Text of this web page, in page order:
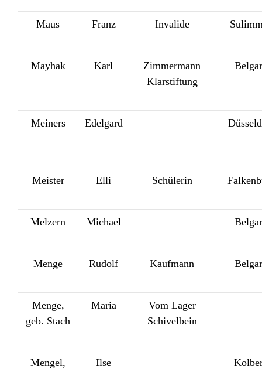
Maus Franz Invalide
Mayhak Karl
Zimmermann
Klarstiftung
Meiners Edelgard
Meister Elli Schülerin
Melzern Michael
Menge Rudolf Kaufmann
Menge,
geb. Stach
Maria
Vom Lager
Schivelbein
Mengel,
Ilse